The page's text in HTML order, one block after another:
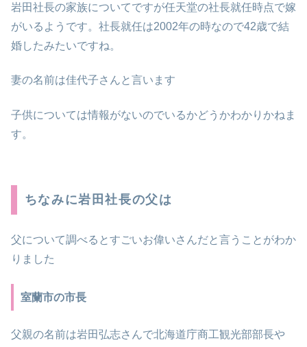
岩田社長の家族についてですが任天堂の社長就任時点で嫁
がいるようです。社長就任は2002年の時なので42歳で結
婚したみたいですね。
妻の名前は佳代子さんと言います
子供については情報がないのでいるかどうかわかりかねま
す。
ちなみに岩田社長の父は
父について調べるとすごいお偉いさんだと言うことがわか
りました
室蘭市の市長
父親の名前は岩田弘志さんで北海道庁商工観光部部長や